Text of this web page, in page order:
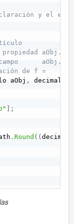
y el end
de f =
aObj , decimal x
] ;
.Round ( (decimal